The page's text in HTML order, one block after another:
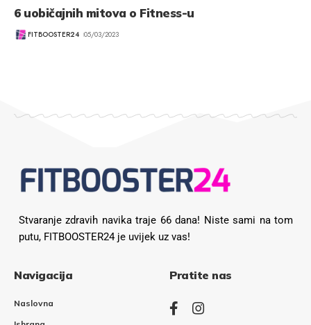
6 uobičajnih mitova o Fitness-u
FITBOOSTER24 05/03/2023
Stvaranje zdravih navika traje 66 dana! Niste sami na tom
putu, FITBOOSTER24 je uvijek uz vas!
Navigacija
Naslovna
Pratite nas